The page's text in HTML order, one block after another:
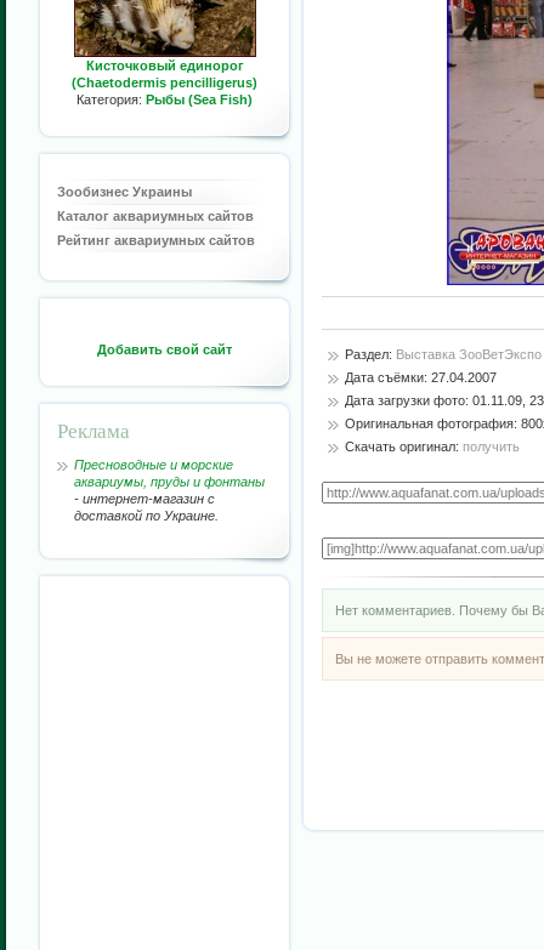
Кисточковый единорог
(Chaetodermis pencilligerus)
Категория: Рыбы (Sea Fish)
Зообизнес Украины
Каталог аквариумных сайтов
Рейтинг аквариумных сайтов
Добавить свой сайт
Реклама
Пресноводные и морские
аквариумы, пруды и фонтаны
- интернет-магазин с
доставкой по Украине.
Раздел: Выставка ЗооВетЭкспо
Дата съёмки: 27.04.2007
Дата загрузки фото: 01.11.09,
Оригинальная фотография:
Скачать оригинал: получить
Нет комментариев. Почему бы
Вы не можете отправить